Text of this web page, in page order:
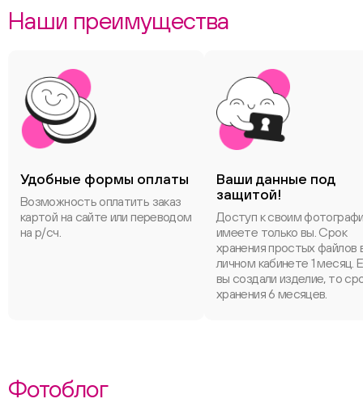
Наши преимущества
Удобные формы оплаты
Возможность оплатить заказ
картой на сайте или переводом
на р/сч.
Ваши данные под
защитой!
Доступ к своим
имеете только вы. Срок
хранения простых файлов
личном кабинете 1 месяц.
вы создали изделие, то
хранения 6 месяцев.
Фотоблог